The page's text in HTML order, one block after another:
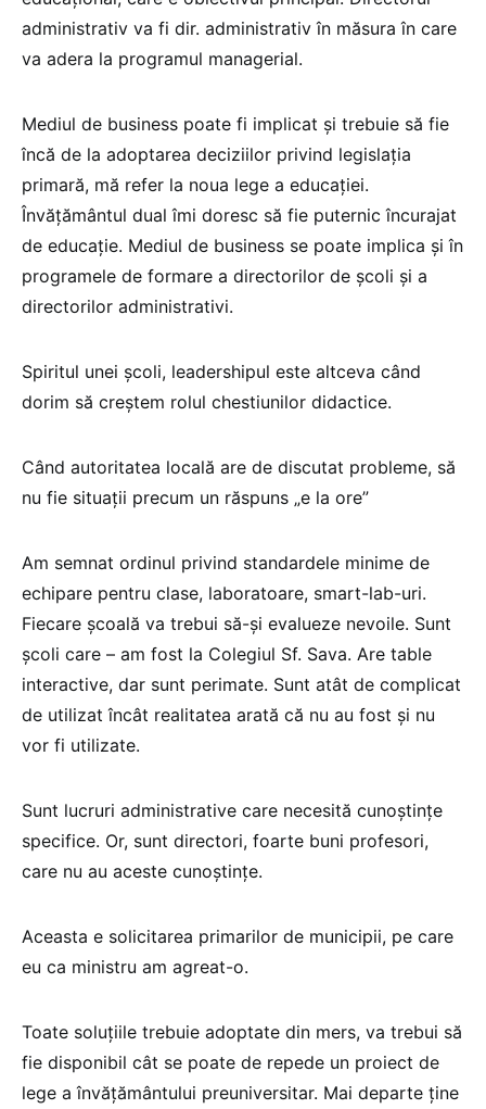
administrativ va fi dir. administrativ în măsura în care
va adera la programul managerial.
Mediul de business poate fi implicat și trebuie să fie
încă de la adoptarea deciziilor privind legislația
primară, mă refer la noua lege a educației.
Învățământul dual îmi doresc să fie puternic încurajat
de educație. Mediul de business se poate implica și în
programele de formare a directorilor de școli și a
directorilor administrativi.
Spiritul unei școli, leadershipul este altceva când
dorim să creștem rolul chestiunilor didactice.
Când autoritatea locală are de discutat probleme, să
nu fie situații precum un răspuns „e la ore”
Am semnat ordinul privind standardele minime de
echipare pentru clase, laboratoare, smart-lab-uri.
Fiecare școală va trebui să-și evalueze nevoile. Sunt
școli care – am fost la Colegiul Sf. Sava. Are table
interactive, dar sunt perimate. Sunt atât de complicat
de utilizat încât realitatea arată că nu au fost și nu
vor fi utilizate.
Sunt lucruri administrative care necesită cunoștințe
specifice. Or, sunt directori, foarte buni profesori,
care nu au aceste cunoștințe.
Aceasta e solicitarea primarilor de municipii, pe care
eu ca ministru am agreat-o.
Toate soluțiile trebuie adoptate din mers, va trebui să
fie disponibil cât se poate de repede un proiect de
lege a învățământului preuniversitar. Mai departe ține